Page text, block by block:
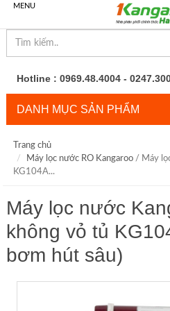
MENU
Hotline : 0969.48.4004 -
DANH MỤC SẢN PHẨM
Trang chủ
Máy lọc nước RO Kangaroo/ Máy
KG104A...
Máy lọc nước
không vỏ tủ
bơm hút sâu)